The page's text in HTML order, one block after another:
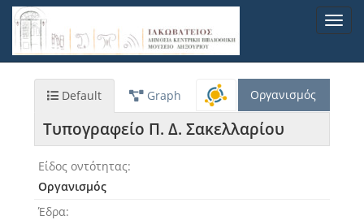
Παράκαμψη
προς
κυρίως
Default Graph Οργανισμός
Τυπογραφείο Π. Δ. Σακελλαρίου
Είδος οντότητας
Οργανισμός
Έδρα